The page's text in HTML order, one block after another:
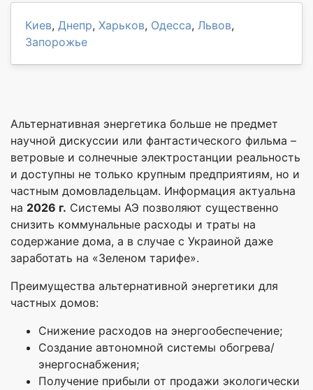
Киев, Днепр, Харьков, Одесса, Львов,
Запорожье
Альтернативная энергетика больше не предмет
научной дискуссии или фантастического фильма –
ветровые и солнечные электростанции реальность
и доступны не только крупным предприятиям, но и
частным домовладельцам. Информация актуальна
на 2026 г. Системы АЭ позволяют существенно
снизить коммунальные расходы и траты на
содержание дома, а в случае с Украиной даже
заработать на «Зеленом тарифе».
Преимущества альтернативной энергетики для
частных домов:
Снижение расходов на энергообеспечение;
Создание автономной системы обогрева/
энергоснабжения;
Получение прибыли от продажи экологически